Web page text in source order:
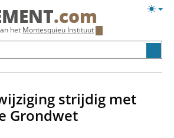
.com
het Montesquieu Instituut
strijdig met
Grondwet